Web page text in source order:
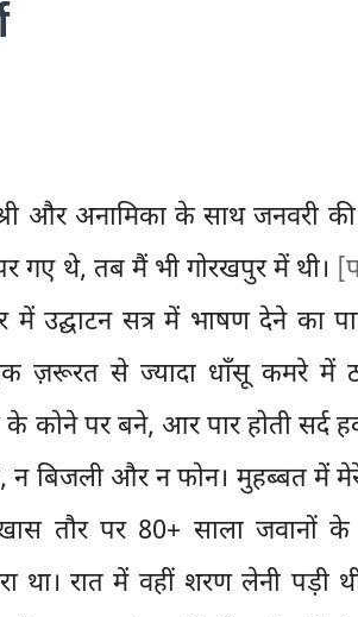
और अनामिका के साथ जनवरी
गए थे, तब मैं भी गोरखपुर में थी।
में उद्घाटन सत्र में भाषण देने का
से ज्यादा धाँसू कमरे में
कोने पर बने, आर पार होती सर्द
न बिजली और न फोन। मुहब्बत में
तौर पर 80+ साला जवानों
था। रात में वहीं शरण लेनी